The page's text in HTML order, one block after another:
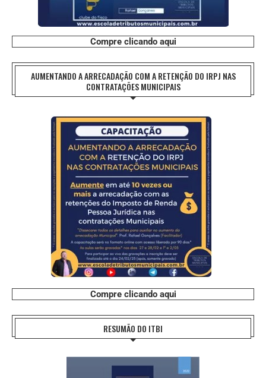
Compre clicando aqui
AUMENTANDO A ARRECADAÇÃO COM A RETENÇÃO DO IRPJ NAS
CONTRATAÇÕES MUNICIPAIS
Compre clicando aqui
RESUMÃO DO ITBI